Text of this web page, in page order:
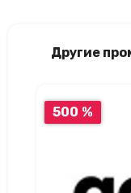
Другие
500 %